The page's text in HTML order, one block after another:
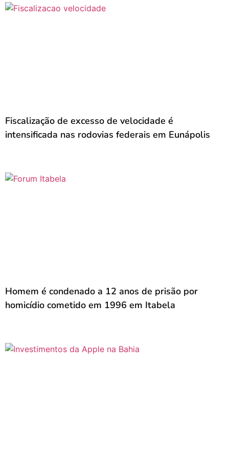
Fiscalização de excesso de velocidade é
intensificada nas rodovias federais em Eunápolis
Homem é condenado a 12 anos de prisão por
homicídio cometido em 1996 em Itabela